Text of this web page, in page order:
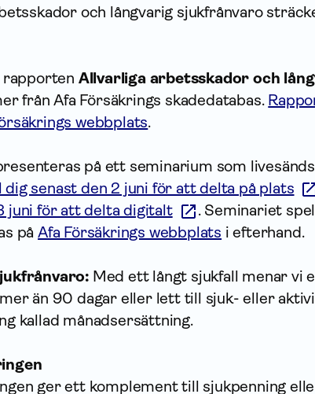
och långvarig sjukfrånvaro
Allvarliga arbetsskador och
från Afa Försäkrings skadedatabas.
webbplats.
på ett seminarium som
dig senast den 2 juni för att delta på plats
juni för att delta digitalt
. Seminariet
påAfa Försäkrings webbplats i efterhand.
Med ett långt sjukfall menar vi
än 90 dagar eller lett till sjuk- eller
kallad månadsersättning.
ger ett komplement till sjukpenning